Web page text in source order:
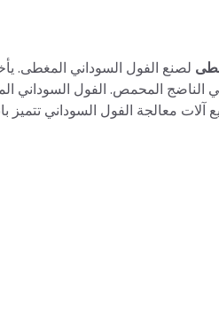
لصنع الفول السوداني المغطى.
الناضج المحمص. الفول السوداني